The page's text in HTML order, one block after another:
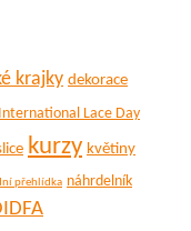
krajky dekorace
International Lace Day
kurzy květiny
přehlídka náhrdelník